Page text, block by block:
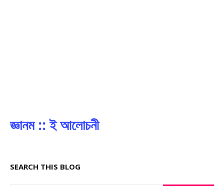
জ্ঞানম :: ই আলোচনী
SEARCH THIS BLOG